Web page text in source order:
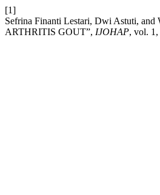
[1]
Sefrina Finanti Lestari, Dwi Astuti,
ARTHRITIS GOUT”, IJOHAP, vol.